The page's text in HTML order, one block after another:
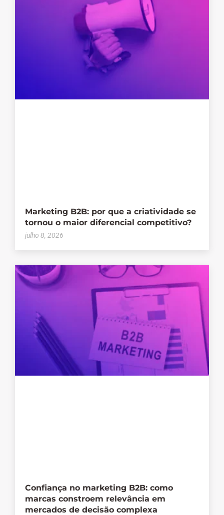
Marketing B2B: por que a criatividade se
tornou o maior diferencial competitivo?
julho 8, 2026
Confiança no marketing B2B: como
marcas constroem relevância em
mercados de decisão complexa